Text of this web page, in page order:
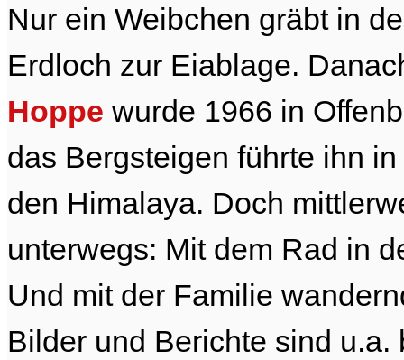
Nur ein Weibchen gräbt in
Erdloch zur Eiablage.
Hoppe wurde 1966 in
das Bergsteigen führte ihn
den Himalaya. Doch
unterwegs: Mit dem Rad in
Und mit der Familie
Bilder und Berichte sind